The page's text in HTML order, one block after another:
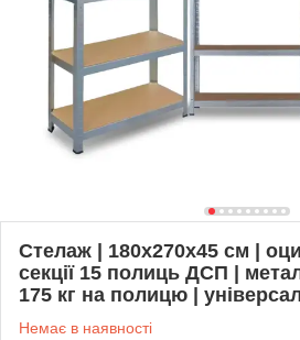
Стелаж | 180х270х45 см |
секції 15 полиць ДСП |
175 кг на полицю |
Немає в наявності